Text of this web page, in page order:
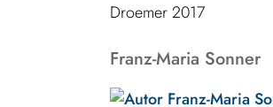
Droemer 2017
Franz-Maria Sonner